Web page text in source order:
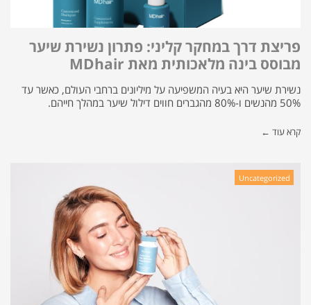
פריצת דרך במחקר קליני: פתרון נשירת שיער
מבוסס בינה מלאכותית מאת MDhair
נשירת שיער היא בעיה המשפיעה על מיליונים ברחבי העולם, כאשר עד
50% מהנשים ו-80% מהגברים חווים דילול שיער במהלך חייהם.
קרא עוד ←
Uncategorized